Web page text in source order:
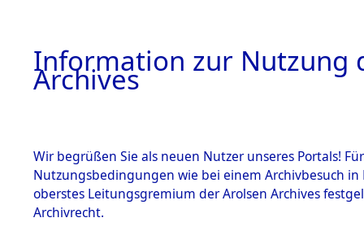
Information zur Nutzung
Archives
Wir begrüßen Sie als neuen Nutzer unseres Portals!
Nutzungsbedingungen wie bei einem Archivbesuch
oberstes Leitungsgremium der Arolsen Archives
Archivrecht.